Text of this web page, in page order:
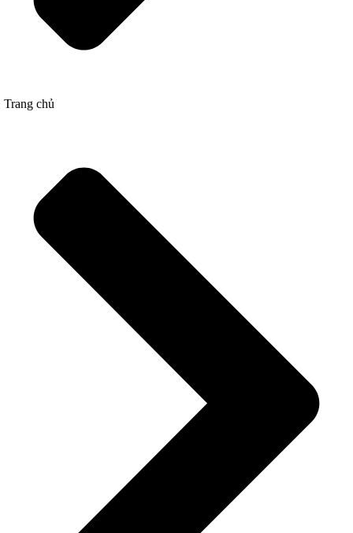
Trang chủ